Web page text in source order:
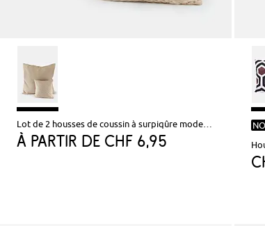
Lot de 2 housses de coussin à surpiqûre moderne
à partir de CHF 6,95